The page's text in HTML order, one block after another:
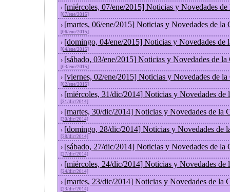
› [miércoles, 07/ene/2015] Noticias y Novedades
[07/ene/2015]
› [martes, 06/ene/2015] Noticias y Novedades de la
[06/ene/2015]
› [domingo, 04/ene/2015] Noticias y Novedades de
[04/ene/2015]
› [sábado, 03/ene/2015] Noticias y Novedades de la
[03/ene/2015]
› [viernes, 02/ene/2015] Noticias y Novedades de
[02/ene/2015]
› [miércoles, 31/dic/2014] Noticias y Novedades de
[31/dic/2014]
› [martes, 30/dic/2014] Noticias y Novedades de la
[30/dic/2014]
› [domingo, 28/dic/2014] Noticias y Novedades de
[28/dic/2014]
› [sábado, 27/dic/2014] Noticias y Novedades de la
[27/dic/2014]
› [miércoles, 24/dic/2014] Noticias y Novedades de
[24/dic/2014]
› [martes, 23/dic/2014] Noticias y Novedades de la
[23/dic/2014]